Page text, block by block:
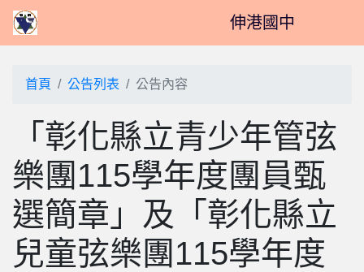
伸港國中
首頁 公告列表 公告內容
「彰化縣立青少年管弦
樂團115學年度團員甄
選簡章」及「彰化縣立
兒童弦樂團115學年度